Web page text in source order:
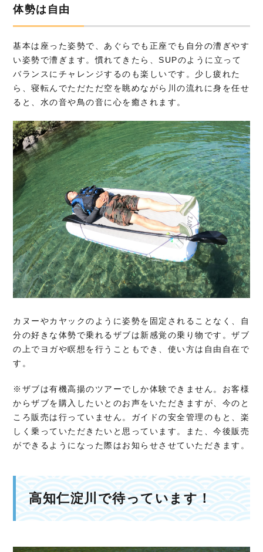
体勢は自由
基本は座った姿勢で、あぐらでも正座でも自分の漕ぎやす
い姿勢で漕ぎます。慣れてきたら、SUPのように立って
バランスにチャレンジするのも楽しいです。少し疲れた
ら、寝転んでただただ空を眺めながら川の流れに身を任せ
ると、水の音や鳥の音に心を癒されます。
カヌーやカヤックのように姿勢を固定されることなく、自
分の好きな体勢で乗れるザブは新感覚の乗り物です。ザブ
の上でヨガや瞑想を行うこともでき、使い方は自由自在で
す。
※ザブは有機高揚のツアーでしか体験できません。お客様
からザブを購入したいとのお声をいただきますが、今のと
ころ販売は行っていません。ガイドの安全管理のもと、楽
しく乗っていただきたいと思っています。また、今後販売
ができるようになった際はお知らせさせていただきます。
高知仁淀川で待っています！